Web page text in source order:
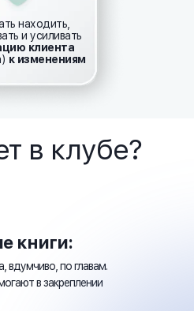
находить,
и усиливать
клиента
к изменениям
в клубе?
вдумчиво, по главам.
в закреплении
книги: